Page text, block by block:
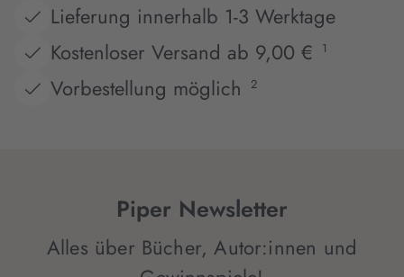
Lieferung innerhalb 1-3 Werktage
Kostenloser Versand ab 9,00 €
1
Vorbestellung möglich 2
Piper Newsletter
Alles über Bücher, Autor:innen und